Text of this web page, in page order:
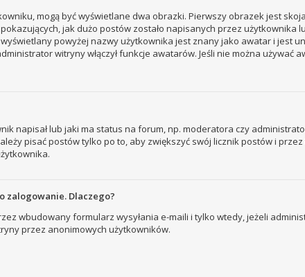
mogą być wyświetlane dwa obrazki. Pierwszy obrazek jest
jak dużo postów zostało napisanych przez użytkownika
powyżej nazwy użytkownika jest znany jako awatar i jest
witryny włączył funkcje awatarów. Jeśli nie można używać
napisał lub jaki ma status na forum, np. moderatora czy
pisać postów tylko po to, aby zwiększyć swój licznik postów i
zalogowanie. Dlaczego?
wbudowany formularz wysyłania e-maili i tylko wtedy, jeżeli
przez anonimowych użytkowników.